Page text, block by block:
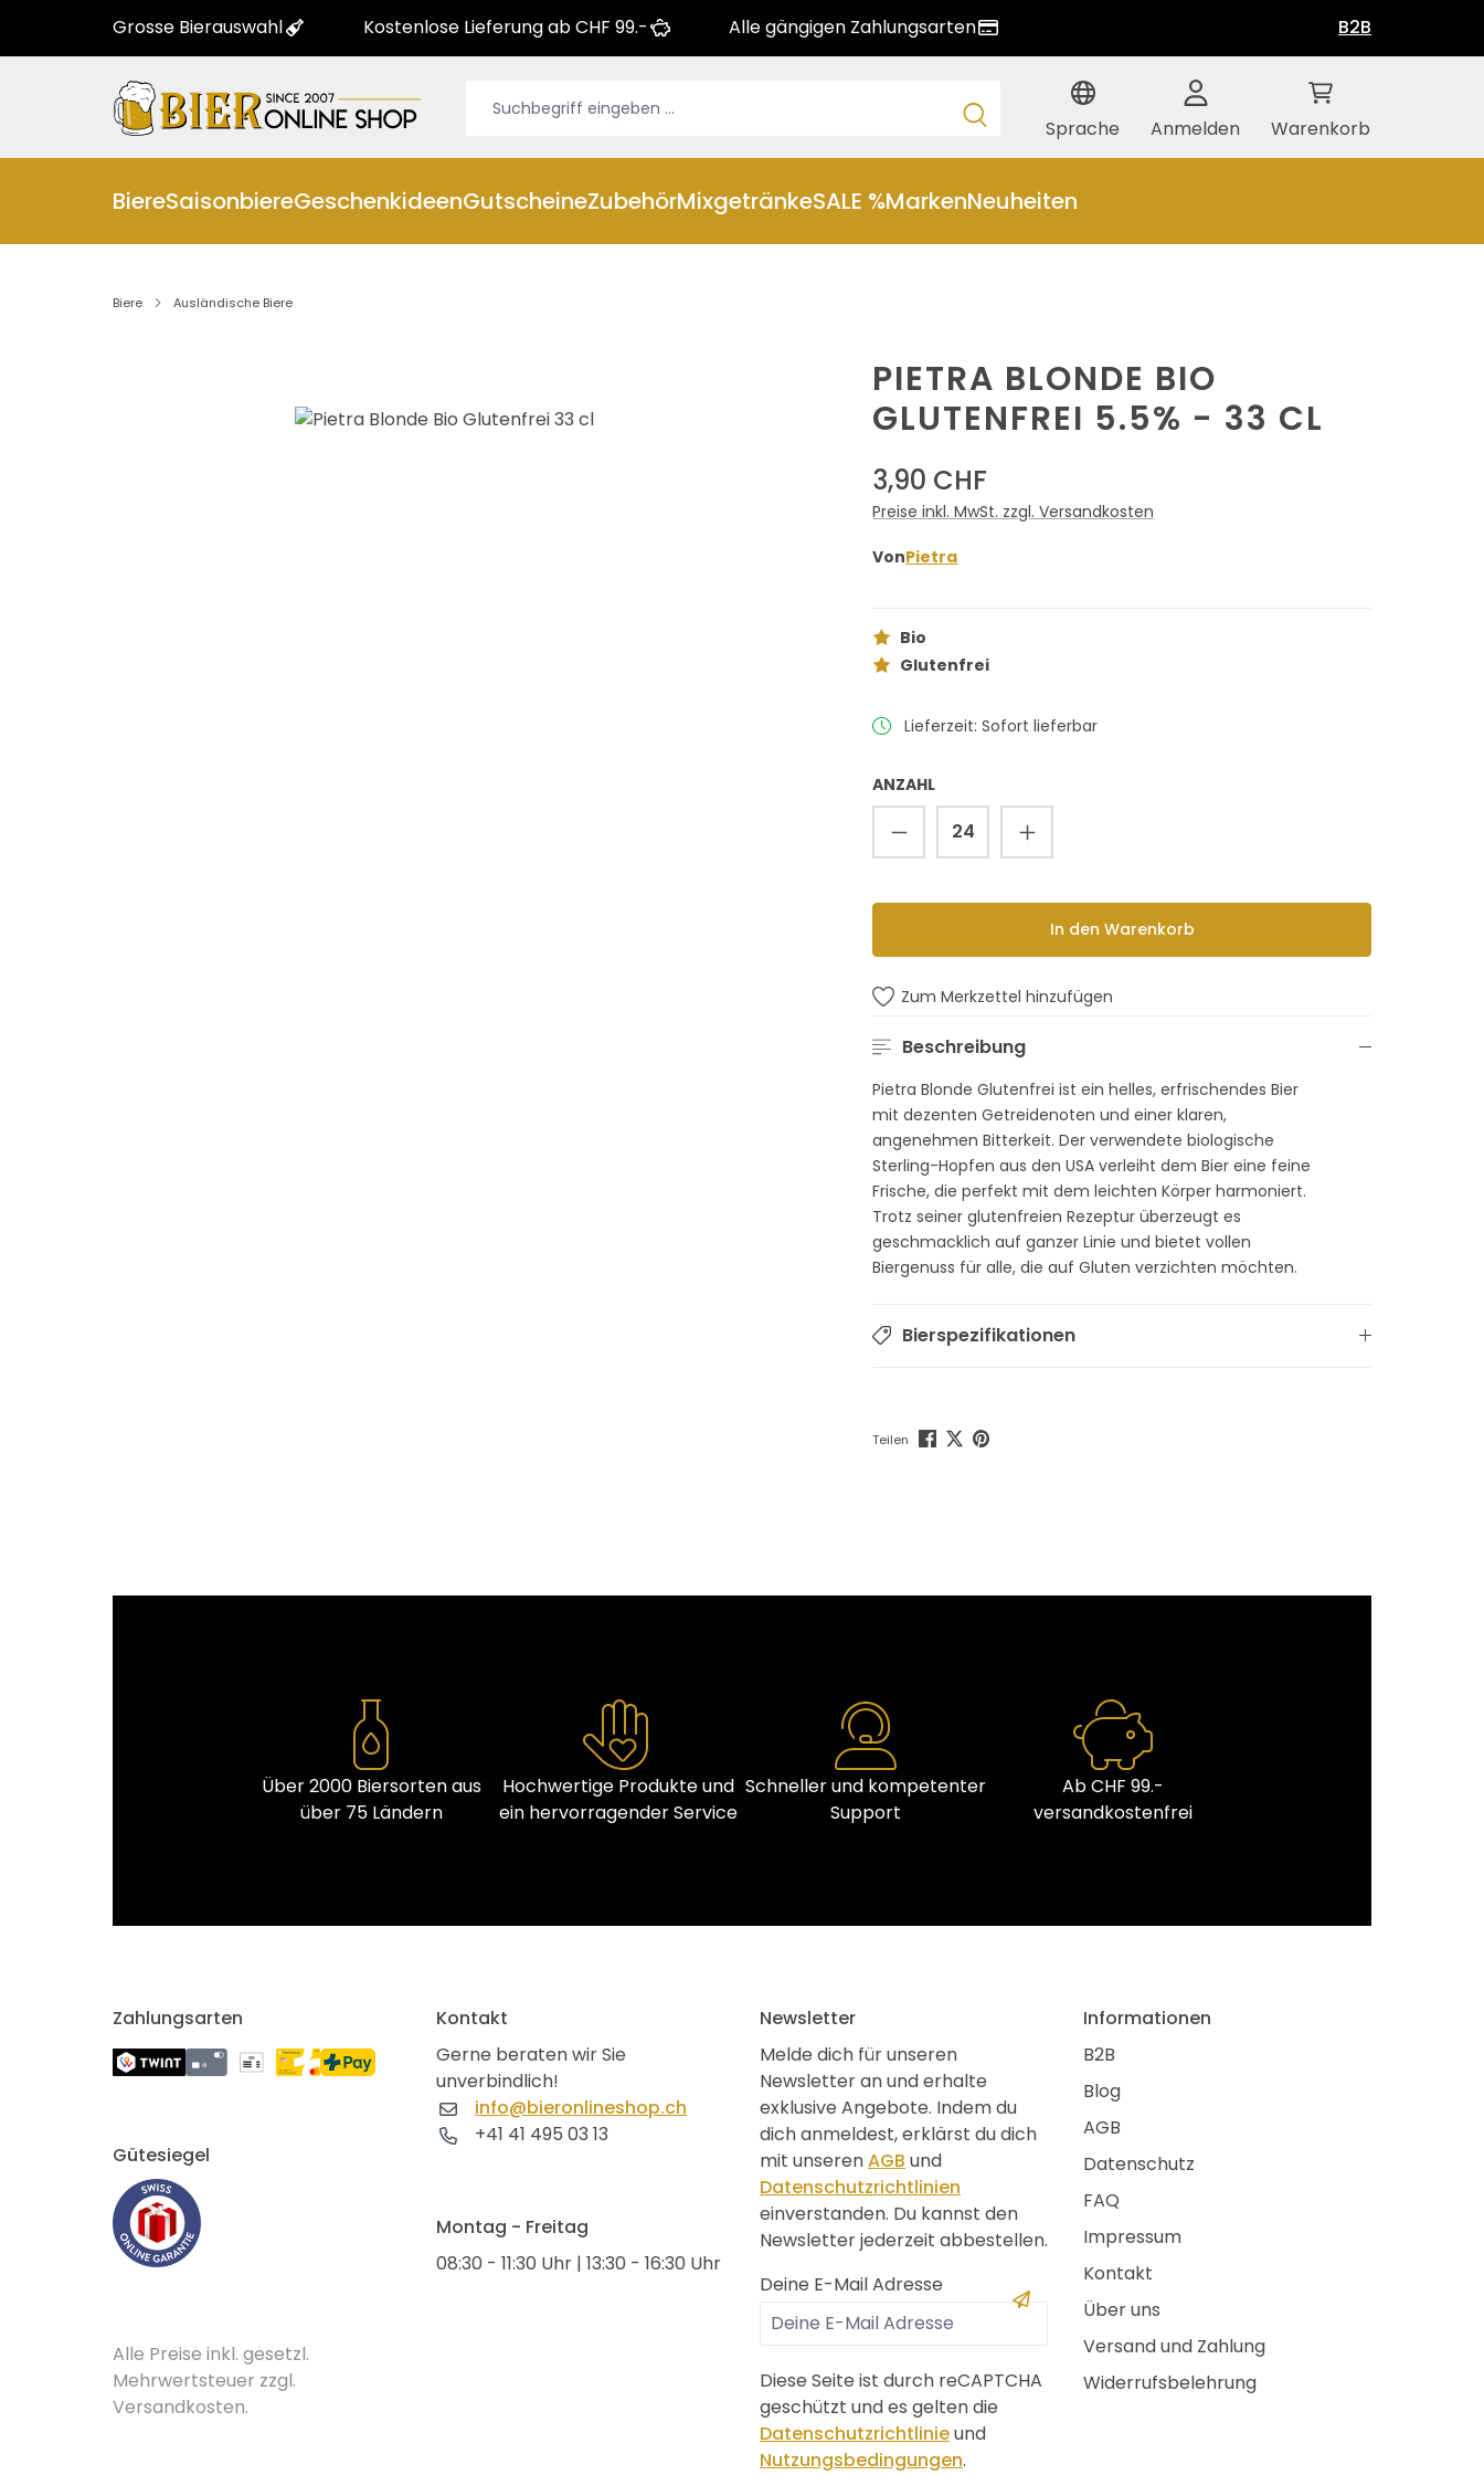
Grosse Bierauswahl Kostenlose Lieferung ab CHF 99.- Alle gängigen Zahlungsarten B2B
Sprache Anmelden Warenkorb
BiereSaisonbiereGeschenkideenGutscheineZubehörMixgetränkeSALE %MarkenNeuheiten
Biere Ausländische Biere
PIETRA BLONDE BIO
GLUTENFREI 5.5% - 33 CL
3,90 CHF
Preise inkl. MwSt. zzgl. Versandkosten
VonPietra
Bio
Glutenfrei
Lieferzeit: Sofort lieferbar
ANZAHL
Produkt Anzahl: Gib den gewünschten Wert
In den Warenkorb
Zum Merkzettel hinzufügen
Beschreibung
Pietra Blonde Glutenfrei ist ein helles, erfrischendes Bier
mit dezenten Getreidenoten und einer klaren,
angenehmen Bitterkeit. Der verwendete biologische
Sterling-Hopfen aus den USA verleiht dem Bier eine feine
Frische, die perfekt mit dem leichten Körper harmoniert.
Trotz seiner glutenfreien Rezeptur überzeugt es
geschmacklich auf ganzer Linie und bietet vollen
Biergenuss für alle, die auf Gluten verzichten möchten.
Bierspezifikationen
Teilen
Über 2000 Biersorten aus
über 75 Ländern
Hochwertige Produkte und
ein hervorragender Service
Schneller und kompetenter
Support
Ab CHF 99.-
versandkostenfrei
Zahlungsarten
Gütesiegel
Alle Preise inkl. gesetzl.
Mehrwertsteuer zzgl.
Versandkosten.
Kontakt
Gerne beraten wir Sie
unverbindlich!
info@bieronlineshop.ch
+41 41 495 03 13
Montag - Freitag
08:30 - 11:30 Uhr | 13:30 - 16:30 Uhr
Newsletter
Melde dich für unseren
Newsletter an und erhalte
exklusive Angebote. Indem du
dich anmeldest, erklärst du dich
mit unserenAGB und
Datenschutzrichtlinien
einverstanden. Du kannst den
Newsletter jederzeit abbestellen.
Deine E-Mail Adresse
Diese Seite ist durch reCAPTCHA
geschützt und es gelten die
Datenschutzrichtlinieund
Nutzungsbedingungen.
Informationen
B2B
Blog
AGB
Datenschutz
FAQ
Impressum
Kontakt
Über uns
Versand und Zahlung
Widerrufsbelehrung